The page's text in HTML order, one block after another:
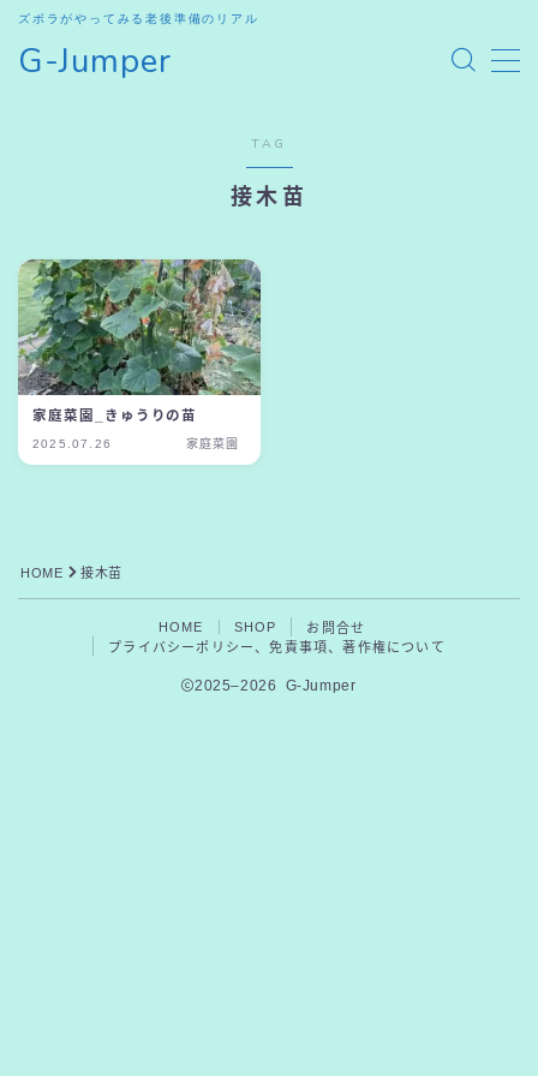
G-Jumper
ズボラがやってみる老後準備のリアル
お問合せ
TAG
接木苗
家庭菜園_きゅうりの苗
2025.07.26 家庭菜園
HOME 接木苗
HOME SHOP
お問合せ
プライバシーポリシー、免責事項、著作権について
2025–2026 G-Jumper